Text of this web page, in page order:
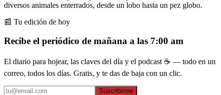
diversos animales enterrados, desde un lobo hasta un pez globo.
📰 Tu edición de hoy
Recibe el periódico de mañana a las 7:00 am
El diario para hojear, las claves del día y el podcast ☕ — todo en un
correo, todos los días. Gratis, y te das de baja con un clic.
Suscribirme